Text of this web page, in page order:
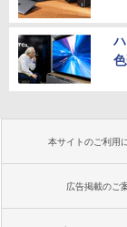
本サイトのご利用
広告掲載のご